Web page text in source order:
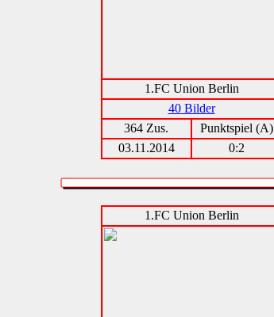
1.FC Union Berlin
40 Bilder
364 Zus.
Punktspiel (A)
03.11.2014
0:2
1.FC Union Berlin